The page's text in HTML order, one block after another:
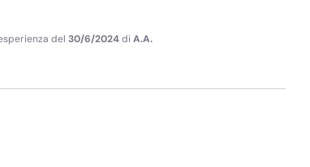
del 30/6/2024di A.A.